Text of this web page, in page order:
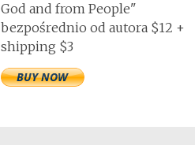
God and from People"
bezpośrednio od autora $12 +
shipping $3